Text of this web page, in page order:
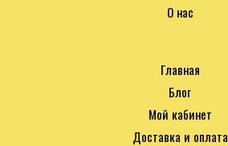
О нас
Главная
Блог
Мой кабинет
Доставка и оплата